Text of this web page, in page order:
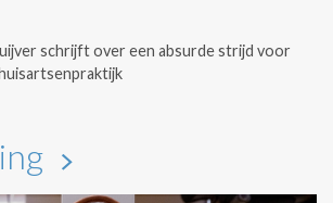
schrijft over een absurde strijd voor